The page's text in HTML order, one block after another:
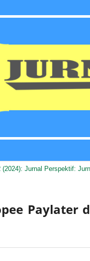
(2024): Jurnal Perspektif:
Paylater